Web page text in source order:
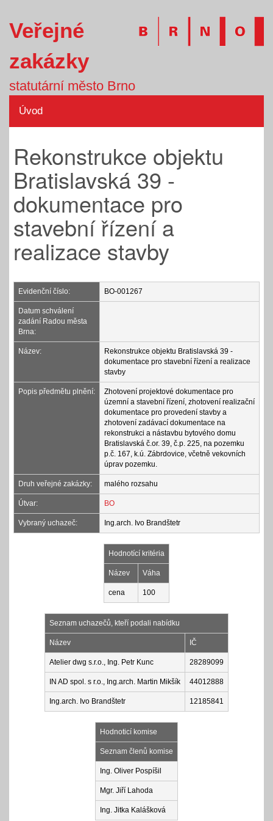
Veřejné
zakázky
statutární město Brno
Úvod
Rekonstrukce objektu
Bratislavská 39 -
dokumentace pro
stavební řízení a
realizace stavby
Evidenční číslo: BO-001267
Datum schválení
zadání Radou města
Brna:
Název:
Rekonstrukce objektu Bratislavská 39 -
dokumentace pro stavební řízení a realizace
stavby
Popis předmětu plnění:
Zhotovení projektové dokumentace pro
územní a stavební řízení, zhotovení realizační
dokumentace pro provedení stavby a
zhotovení zadávací dokumentace na
rekonstrukci a nástavbu bytového domu
Bratislavská č.or. 39, č.p. 225, na pozemku
p.č. 167, k.ú. Zábrdovice, včetně vekovních
úprav pozemku.
Druh veřejné zakázky: malého rozsahu
Útvar: BO
Vybraný uchazeč: Ing.arch. Ivo Brandštetr
Hodnotící kritéria
Název Váha
cena 100
Seznam uchazečů, kteří podali nabídku
Název IČ
Atelier dwg s.r.o., Ing. Petr Kunc 28289099
IN AD spol. s r.o., Ing.arch. Martin Mikšík 44012888
Ing.arch. Ivo Brandštetr 12185841
Hodnoticí komise
Seznam členů komise
Ing. Oliver Pospíšil
Mgr. Jiří Lahoda
Ing. Jitka Kalášková